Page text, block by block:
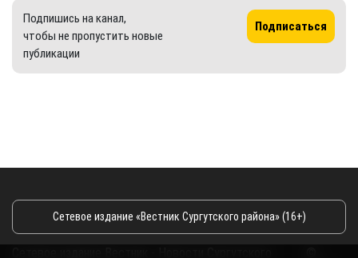
Подпишись на канал,
чтобы не пропустить новые
публикации
Подписаться
Сетевое издание «Вестник Сургутского района» (16+)